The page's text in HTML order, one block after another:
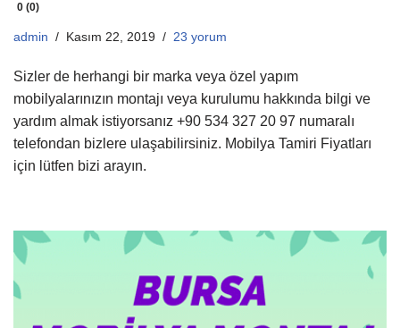
0 (0)
admin Kasım 22, 2019 23 yorum
Sizler de herhangi bir marka veya özel yapım
mobilyalarınızın montajı veya kurulumu hakkında bilgi ve
yardım almak istiyorsanız +90 534 327 20 97 numaralı
telefondan bizlere ulaşabilirsiniz. Mobilya Tamiri Fiyatları
için lütfen bizi arayın.